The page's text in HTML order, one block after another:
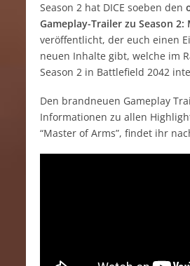
Season 2 hat DICE soeben den
Gameplay-Trailer zu Season 2:
veröffentlicht, der euch einen
neuen Inhalte gibt, welche im
Season 2 in Battlefield 2042
Den brandneuen Gameplay
Informationen zu allen
“Master of Arms”, findet ihr